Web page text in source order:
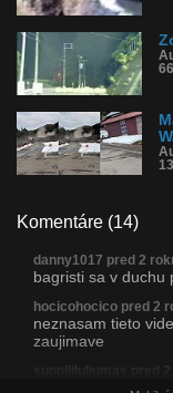
Komentáre (14)
danny1017 pred 2
bagristi sa v duchu
hocicohocico pred 2
neznasam tieto
zaujimave
suppililuliumas pred
Strečno sa tak tiež